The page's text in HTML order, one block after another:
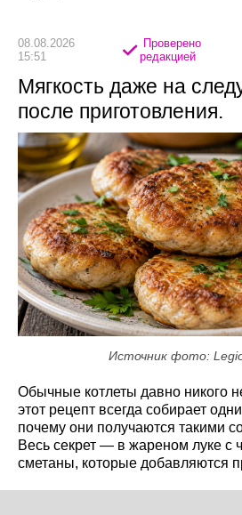
08.08.2026
15:51
Проверено
редакцией
Мягкость даже на
после приготовления.
Источник фото:
Обычные котлеты давно никого
этот рецепт всегда собирает
почему они получаются такими
Весь секрет — в жареном луке с
сметаны, которые добавляются